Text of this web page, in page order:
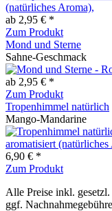
ab 2,95 € *
Zum Produkt
Mond und Sterne
Sahne-Geschmack
ab 2,95 € *
Zum Produkt
Tropenhimmel natürlich
Mango-Mandarine
6,90 € *
Zum Produkt
Alle Preise inkl.
ggf.